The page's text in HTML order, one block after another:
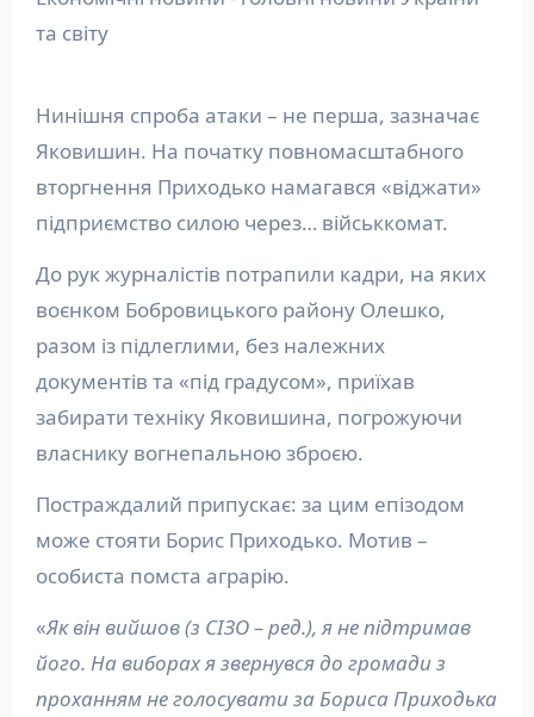
Нинішня спроба атаки – не перша, зазначає
Яковишин. На початку повномасштабного
вторгнення Приходько намагався «віджати»
підприємство силою через… військкомат.
До рук журналістів потрапили кадри, на яких
воєнком Бобровицького району Олешко,
разом із підлеглими, без належних
документів та «під градусом», приїхав
забирати техніку Яковишина, погрожуючи
власнику вогнепальною зброєю.
Постраждалий припускає: за цим епізодом
може стояти Борис Приходько. Мотив –
особиста помста аграрію.
«Як він вийшов (з СІЗО – ред.), я не підтримав
його. На виборах я звернувся до громади з
проханням не голосувати за Бориса Приходька